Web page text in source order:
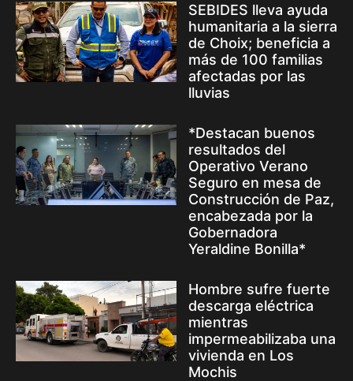
SEBIDES lleva ayuda
humanitaria a la sierra
de Choix; beneficia a
más de 100 familias
afectadas por las
lluvias
*Destacan buenos
resultados del
Operativo Verano
Seguro en mesa de
Construcción de Paz,
encabezada por la
Gobernadora
Yeraldine Bonilla*
Hombre sufre fuerte
descarga eléctrica
mientras
impermeabilizaba una
vivienda en Los
Mochis